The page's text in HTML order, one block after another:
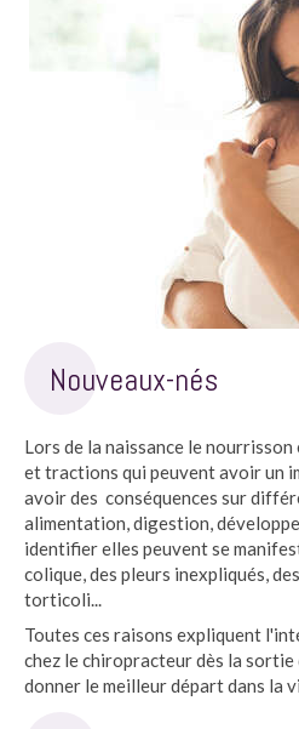
Nouveaux-nés
Lors de la naissance le
et tractions qui peuvent avoir un
avoir des conséquences sur
alimentation, digestion,
identifier elles peuvent se
colique, des pleurs inexpliqués,
torticoli...
Toutes ces raisons expliquent
chez le chiropracteur dès la
donner le meilleur départ dans la